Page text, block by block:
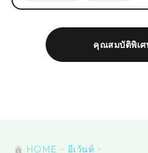
คุณสมบัติพิเศ
HOME อีเว้นท์